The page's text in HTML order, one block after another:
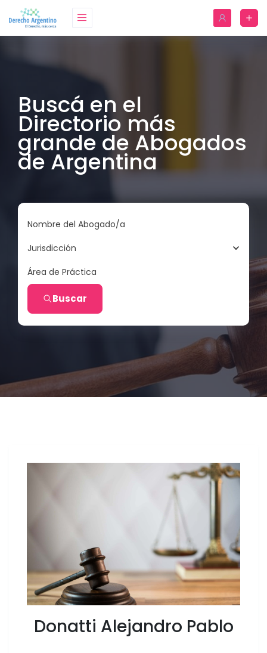
Buscá en el
Directorio más
grande de Abogados
de Argentina
Nombre del Abogado/a
Jurisdicción
Área de Práctica
Buscar
Donatti Alejandro Pablo